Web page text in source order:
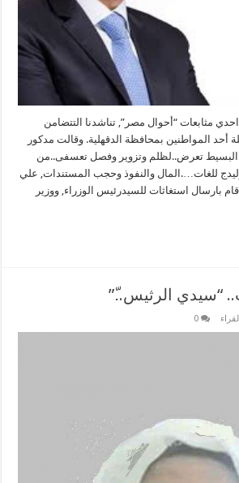
مثابعات “أحوال مصر”, تناشدنا التتضامن
المواطنين بمحافظة الدقهلية. وقالت مدكور
البسيط تعرض..لظلم وتزوير وفصل تعسفى..من
للغات….المال والنفوذ وحجب المستندات, علي
بارسال استغاثات للسيدرئيس الوزراء, ووزير
“سيدي الرثيس..ّ”
0